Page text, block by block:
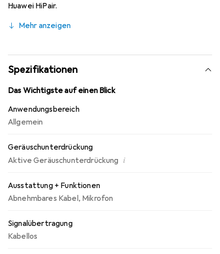
Huawei HiPair.
Mehr anzeigen
Spezifikationen
Das Wichtigste auf einen Blick
Anwendungsbereich
Allgemein
Geräuschunterdrückung
Aktive Geräuschunterdrückung i
Ausstattung + Funktionen
Abnehmbares Kabel, Mikrofon
Signalübertragung
Kabellos